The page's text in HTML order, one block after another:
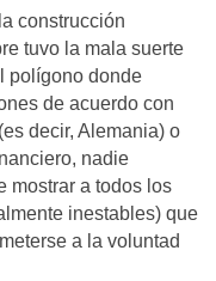
construcción
tuvo la mala suerte
polígono donde
de acuerdo con
decir, Alemania) o
nadie
mostrar a todos los
inestables) que
a la voluntad